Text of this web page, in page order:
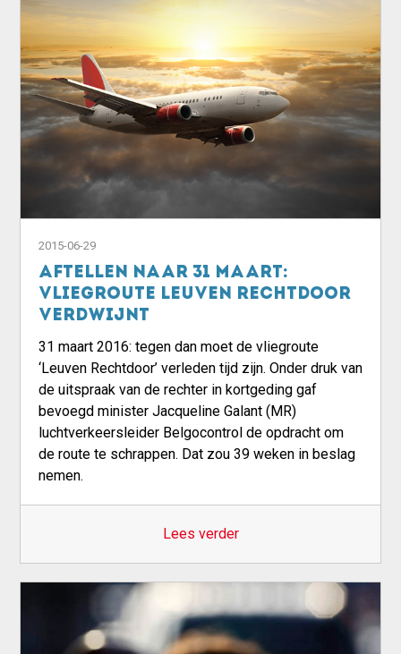
2015-06-29
Aftellen naar 31 maart:
vliegroute Leuven Rechtdoor
verdwijnt
31 maart 2016: tegen dan moet de vliegroute
‘Leuven Rechtdoor’ verleden tijd zijn. Onder druk van
de uitspraak van de rechter in kortgeding gaf
bevoegd minister Jacqueline Galant (MR)
luchtverkeersleider Belgocontrol de opdracht om
de route te schrappen. Dat zou 39 weken in beslag
nemen.
Lees verder